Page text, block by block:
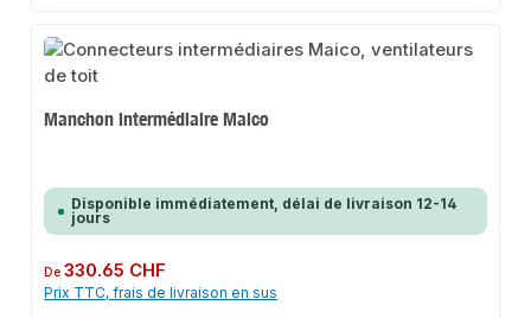
Manchon intermédiaire Maico
Disponible immédiatement, délai de livraison 12-14
jours
Prix régulier :
De330.65 CHF
Prix TTC, frais de livraison en sus